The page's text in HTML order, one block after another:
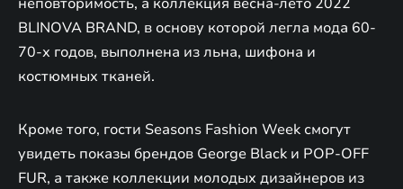
BLINOVA BRAND, в основу которой легла мода 60-
70-х годов, выполнена из льна, шифона и
костюмных тканей.
Кроме того, гости Seasons Fashion Week смогут
увидеть показы брендов George Black и POP-OFF
FUR, а также коллекции молодых дизайнеров из